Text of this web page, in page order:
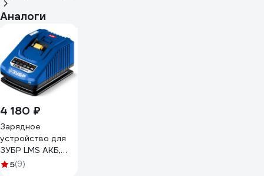
Аналоги
4 180 ₽
Зарядное
устройство для
ЗУБР LMS АКБ,
Профессионал
5(9)